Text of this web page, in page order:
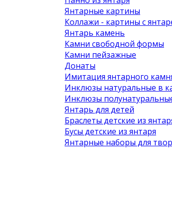
Янтарные картины
Коллажи - картины с
Янтарь камень
Камни свободной формы
Камни пейзажные
Донаты
Имитация янтарного
Инклюзы натуральные в
Инклюзы
Янтарь для детей
Браслеты детские из
Бусы детские из янтаря
Янтарные наборы для